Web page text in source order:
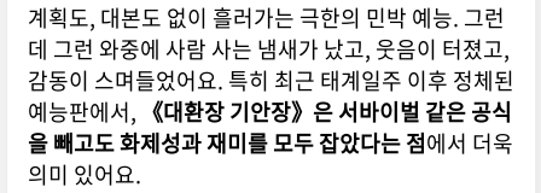
계획도, 대본도 없이 흘러가는 극한의 민박 예능. 그런
데 그런 와중에 사람 사는 냄새가 났고, 웃음이 터졌고,
감동이 스며들었어요. 특히 최근 태계일주 이후 정체된
예능판에서, 《대환장 기안장》은 서바이벌 같은 공식
을 빼고도 화제성과 재미를 모두 잡았다는 점에서 더욱
의미 있어요.